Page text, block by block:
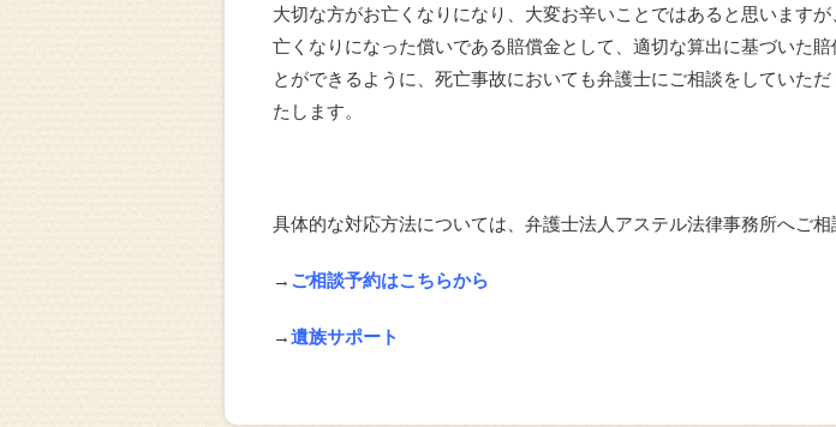
大切な方がお亡くなりになり、大変お辛いことではあると思います
亡くなりになった償いである賠償金として、適切な算出に基づいた賠
とができるように、死亡事故においても弁護士にご相談をしていた
たします。
具体的な対応方法については、弁護士法人アステル法律事務所へご相
→ ご相談予約はこちらから
→遺族サポート